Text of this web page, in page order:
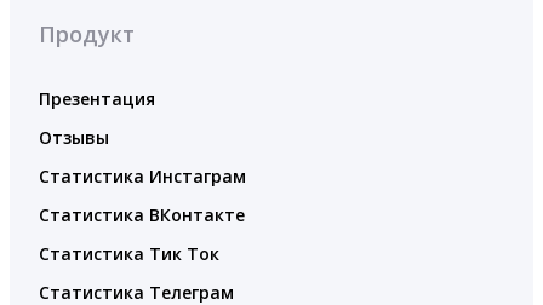
Продукт
Презентация
Отзывы
Статистика Инстаграм
Статистика ВКонтакте
Статистика Тик Ток
Статистика Телеграм